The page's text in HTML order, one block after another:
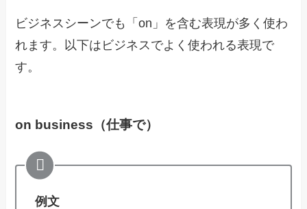
ビジネスシーンでも「on」を含む表現が多く使わ
れます。以下はビジネスでよく使われる表現で
す。
on business（仕事で）
例文